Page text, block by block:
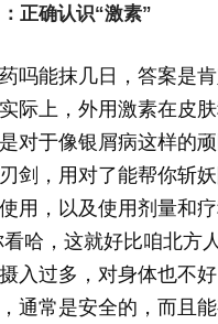
正确认识“激素”
吗能抹几日，答案是
际上，外用激素在皮
对于像银屑病这样的
剑，用对了能帮你斩
用，以及使用剂量和
哈，这就好比咱北方
入过多，对身体也不
通常是安全的，而且能